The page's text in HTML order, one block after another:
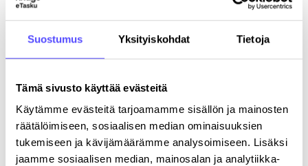
Suostumus Yksityiskohdat Tietoja
Tämä sivusto käyttää evästeitä
Käytämme evästeitä tarjoamamme sisällön ja mainosten
räätälöimiseen, sosiaalisen median ominaisuuksien
tukemiseen ja kävijämäärämme analysoimiseen. Lisäksi
jaamme sosiaalisen median, mainosalan ja analytiikka-
Rekisteröitymällä hyväksyt palvelun käyttöehdot .